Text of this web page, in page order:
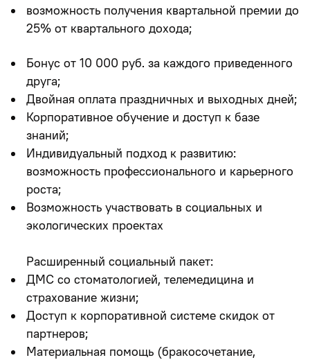
возможность получения квартальной премии до
25% от квартального дохода;
Бонус от 10 000 руб. за каждого приведенного
друга;
Двойная оплата праздничных и выходных дней;
Корпоративное обучение и доступ к базе
знаний;
Индивидуальный подход к развитию:
возможность профессионального и карьерного
роста;
Возможность участвовать в социальных и
экологических проектах
Расширенный социальный пакет:
ДМС со стоматологией, телемедицина и
страхование жизни;
Доступ к корпоративной системе скидок от
партнеров;
Материальная помощь (бракосочетание,